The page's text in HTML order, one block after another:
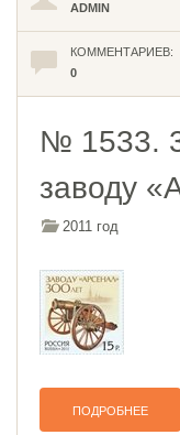
ADMIN
КОММЕНТАРИЕВ:
0
№ 1533.
заводу
2011 год
ПОДРОБНЕЕ